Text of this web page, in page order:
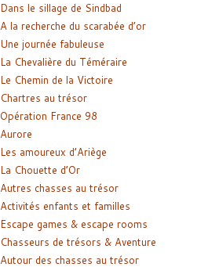
Dans le sillage de Sindbad
A la recherche du scarabée d’or
Une journée fabuleuse
La Chevalière du Téméraire
Le Chemin de la Victoire
Chartres au trésor
Opération France 98
Aurore
Les amoureux d’Ariège
La Chouette d’Or
Autres chasses au trésor
Activités enfants et familles
Escape games & escape rooms
Chasseurs de trésors & Aventure
Autour des chasses au trésor